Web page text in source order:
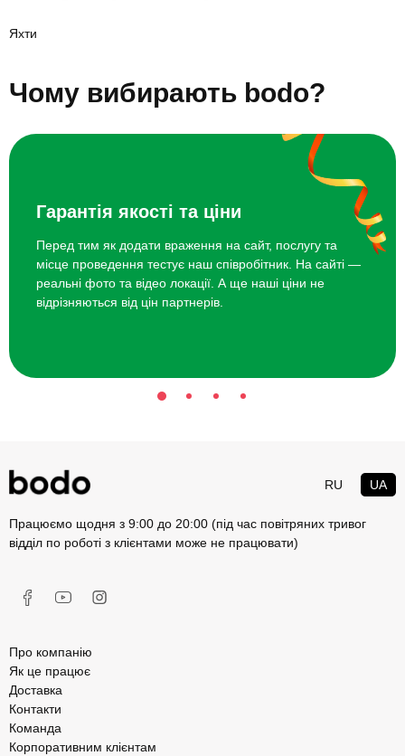
SUP-серфінг на заході сонця
SUP-серфінг для двох 1700 грн
5000 грн
Яхти
Чому вибирають bodo?
Гарантія якості та ціни
Перед тим як додати враження на сайт, послугу та
місце проведення тестує наш співробітник. На сайті —
реальні фото та відео локації. А ще наші ціни не
відрізняються від цін партнерів.
RU UA
Працюємо щодня з 9:00 до 20:00 (під час повітряних тривог
відділ по роботі з клієнтами може не працювати)
Про компанію
Як це працює
Доставка
Контакти
Команда
Корпоративним клієнтам